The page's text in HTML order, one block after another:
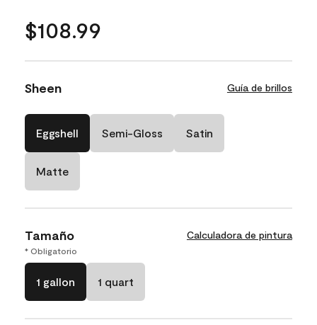
$108.99
Sheen Guía de brillos
Eggshell Semi-Gloss Satin
Matte
Tamaño Calculadora de pintura
* Obligatorio
1 gallon 1 quart